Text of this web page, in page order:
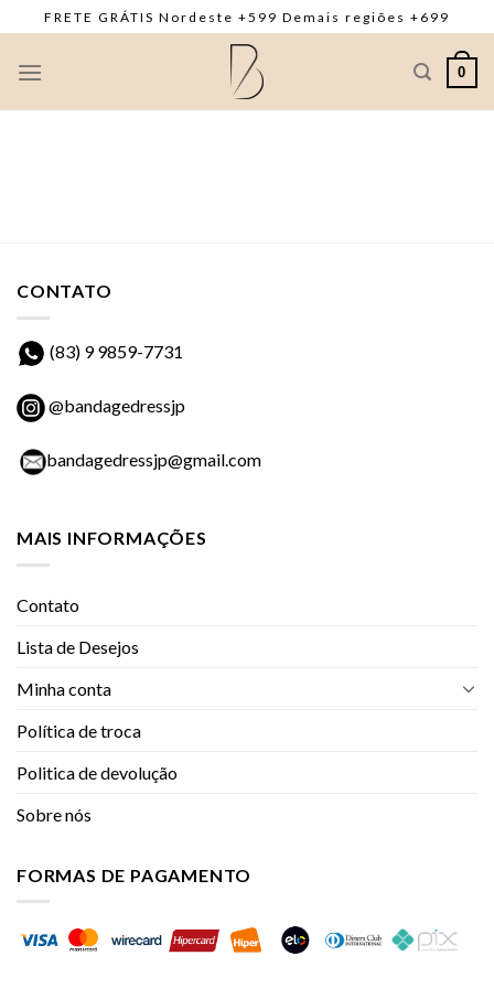
to
content
FRETE GRÁTIS Nordeste +599 Demais regiões +699
0
CONTATO
(83) 9 9859-7731
@bandagedressjp
bandagedressjp@gmail.com
MAIS INFORMAÇÕES
Contato
Lista de Desejos
Minha conta
Política de troca
Politica de devolução
Sobre nós
FORMAS DE PAGAMENTO